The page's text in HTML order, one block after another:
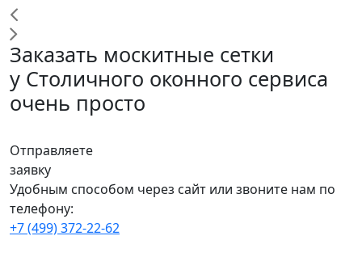
Заказать москитные сетки
у Столичного оконного сервиса
очень просто
Отправляете
заявку
Удобным способом через сайт или звоните нам по
телефону:
+7 (499) 372-22-62